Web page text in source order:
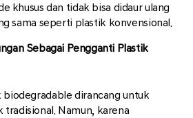
khusus dan tidak bisa didaur ulang
sama seperti plastik konvensional.
Sebagai Pengganti Plastik
dirancang untuk
Namun, karena